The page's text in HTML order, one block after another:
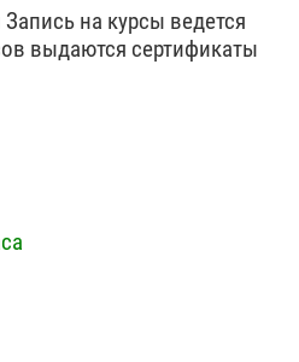
на курсы ведется
выдаются сертификаты